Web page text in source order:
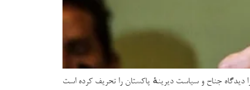
دیدگاه جناح و سیاست دیرینهٔ پاکستان را تحریف کرده است